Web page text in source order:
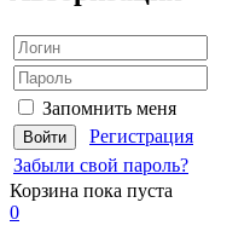
Запомнить меня
Регистрация
Забыли свой пароль?
Корзина пока пуста
0